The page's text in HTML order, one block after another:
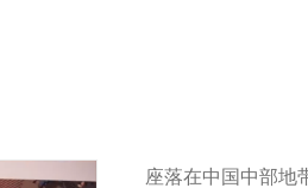
座落在中国中部地